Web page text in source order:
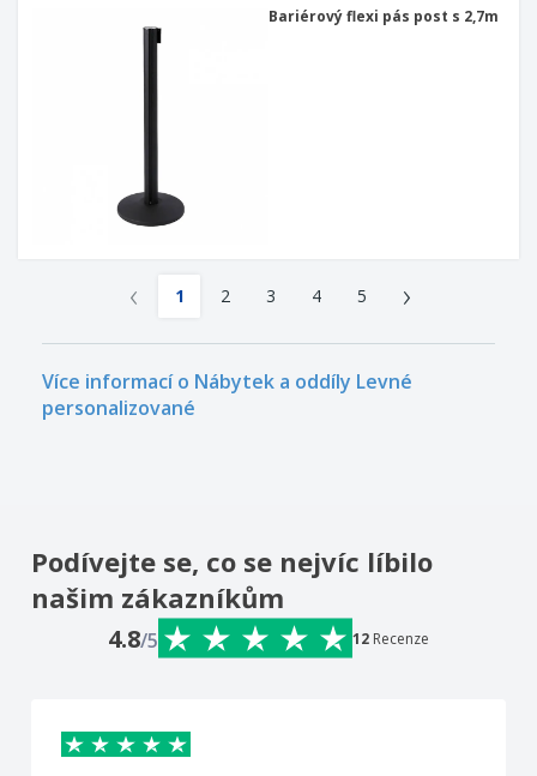
Bariérový flexi pás post s 2,7m
‹ 1 2 3 4 5 ›
Více informací o Nábytek a oddíly Levné
personalizované
Podívejte se, co se nejvíc líbilo
našim zákazníkům
4.8/5 12 Recenze